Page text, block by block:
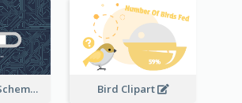
Loading Bar Schematic Diagram Bird Clipart